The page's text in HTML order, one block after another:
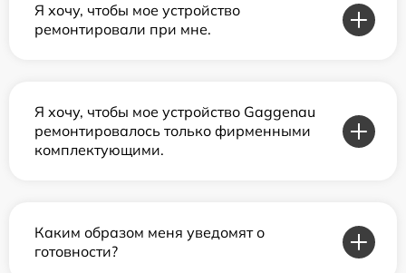
Я хочу, чтобы мое устройство
ремонтировали при мне.
Я хочу, чтобы мое устройство Gaggenau
ремонтировалось только фирменными
комплектующими.
Каким образом меня уведомят о
готовности?